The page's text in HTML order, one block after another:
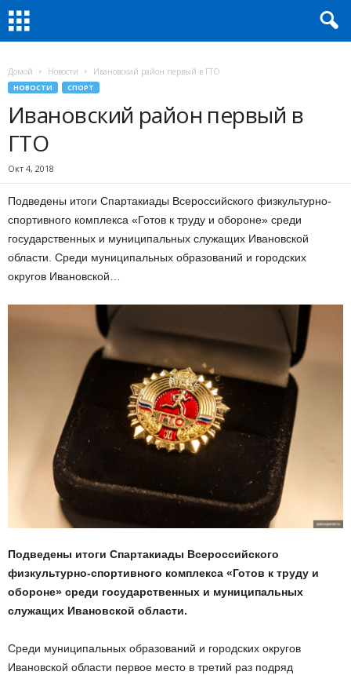
Домой Новости Ивановский район первый в ГТО
НОВОСТИ СПОРТ
Ивановский район первый в
ГТО
Окт 4, 2018
Подведены итоги Спартакиады Всероссийского физкультурно-
спортивного комплекса «Готов к труду и обороне» среди
государственных и муниципальных служащих Ивановской
области. Среди муниципальных образований и городских
округов Ивановской…
Подведены итоги Спартакиады Всероссийского
физкультурно-спортивного комплекса «Готов к труду и
обороне» среди государственных и муниципальных
служащих Ивановской области.
Среди муниципальных образований и городских округов
Ивановской области первое место в третий раз подряд